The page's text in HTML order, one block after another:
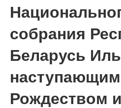
собрания
Беларусь
наступающим
Рождеством